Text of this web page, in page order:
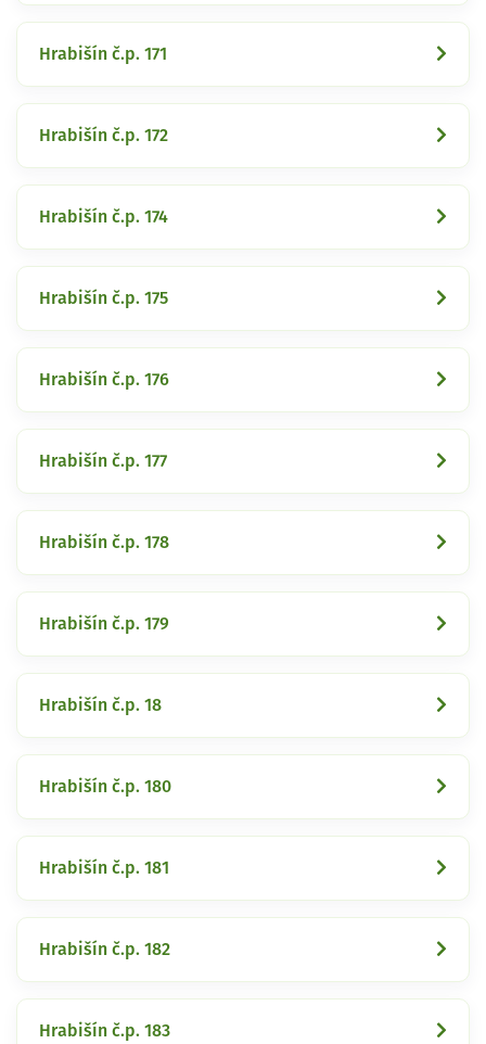
Hrabišín č.p. 171
Hrabišín č.p. 172
Hrabišín č.p. 174
Hrabišín č.p. 175
Hrabišín č.p. 176
Hrabišín č.p. 177
Hrabišín č.p. 178
Hrabišín č.p. 179
Hrabišín č.p. 18
Hrabišín č.p. 180
Hrabišín č.p. 181
Hrabišín č.p. 182
Hrabišín č.p. 183